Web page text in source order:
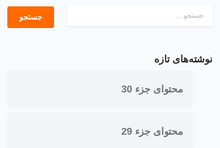
جستجو برای:
نوشته‌های تازه
محتوای جزء 30
محتوای جزء 29